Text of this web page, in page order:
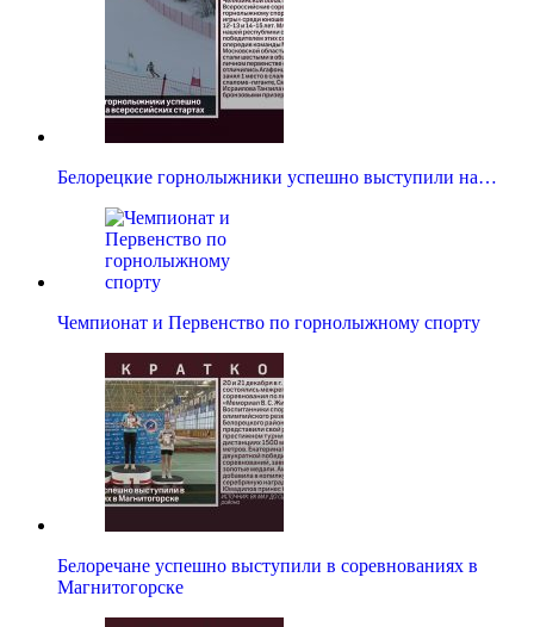
Белорецкие горнолыжники успешно выступили на…
Чемпионат и Первенство по горнолыжному спорту
Белоречане успешно выступили в соревнованиях в
Магнитогорске